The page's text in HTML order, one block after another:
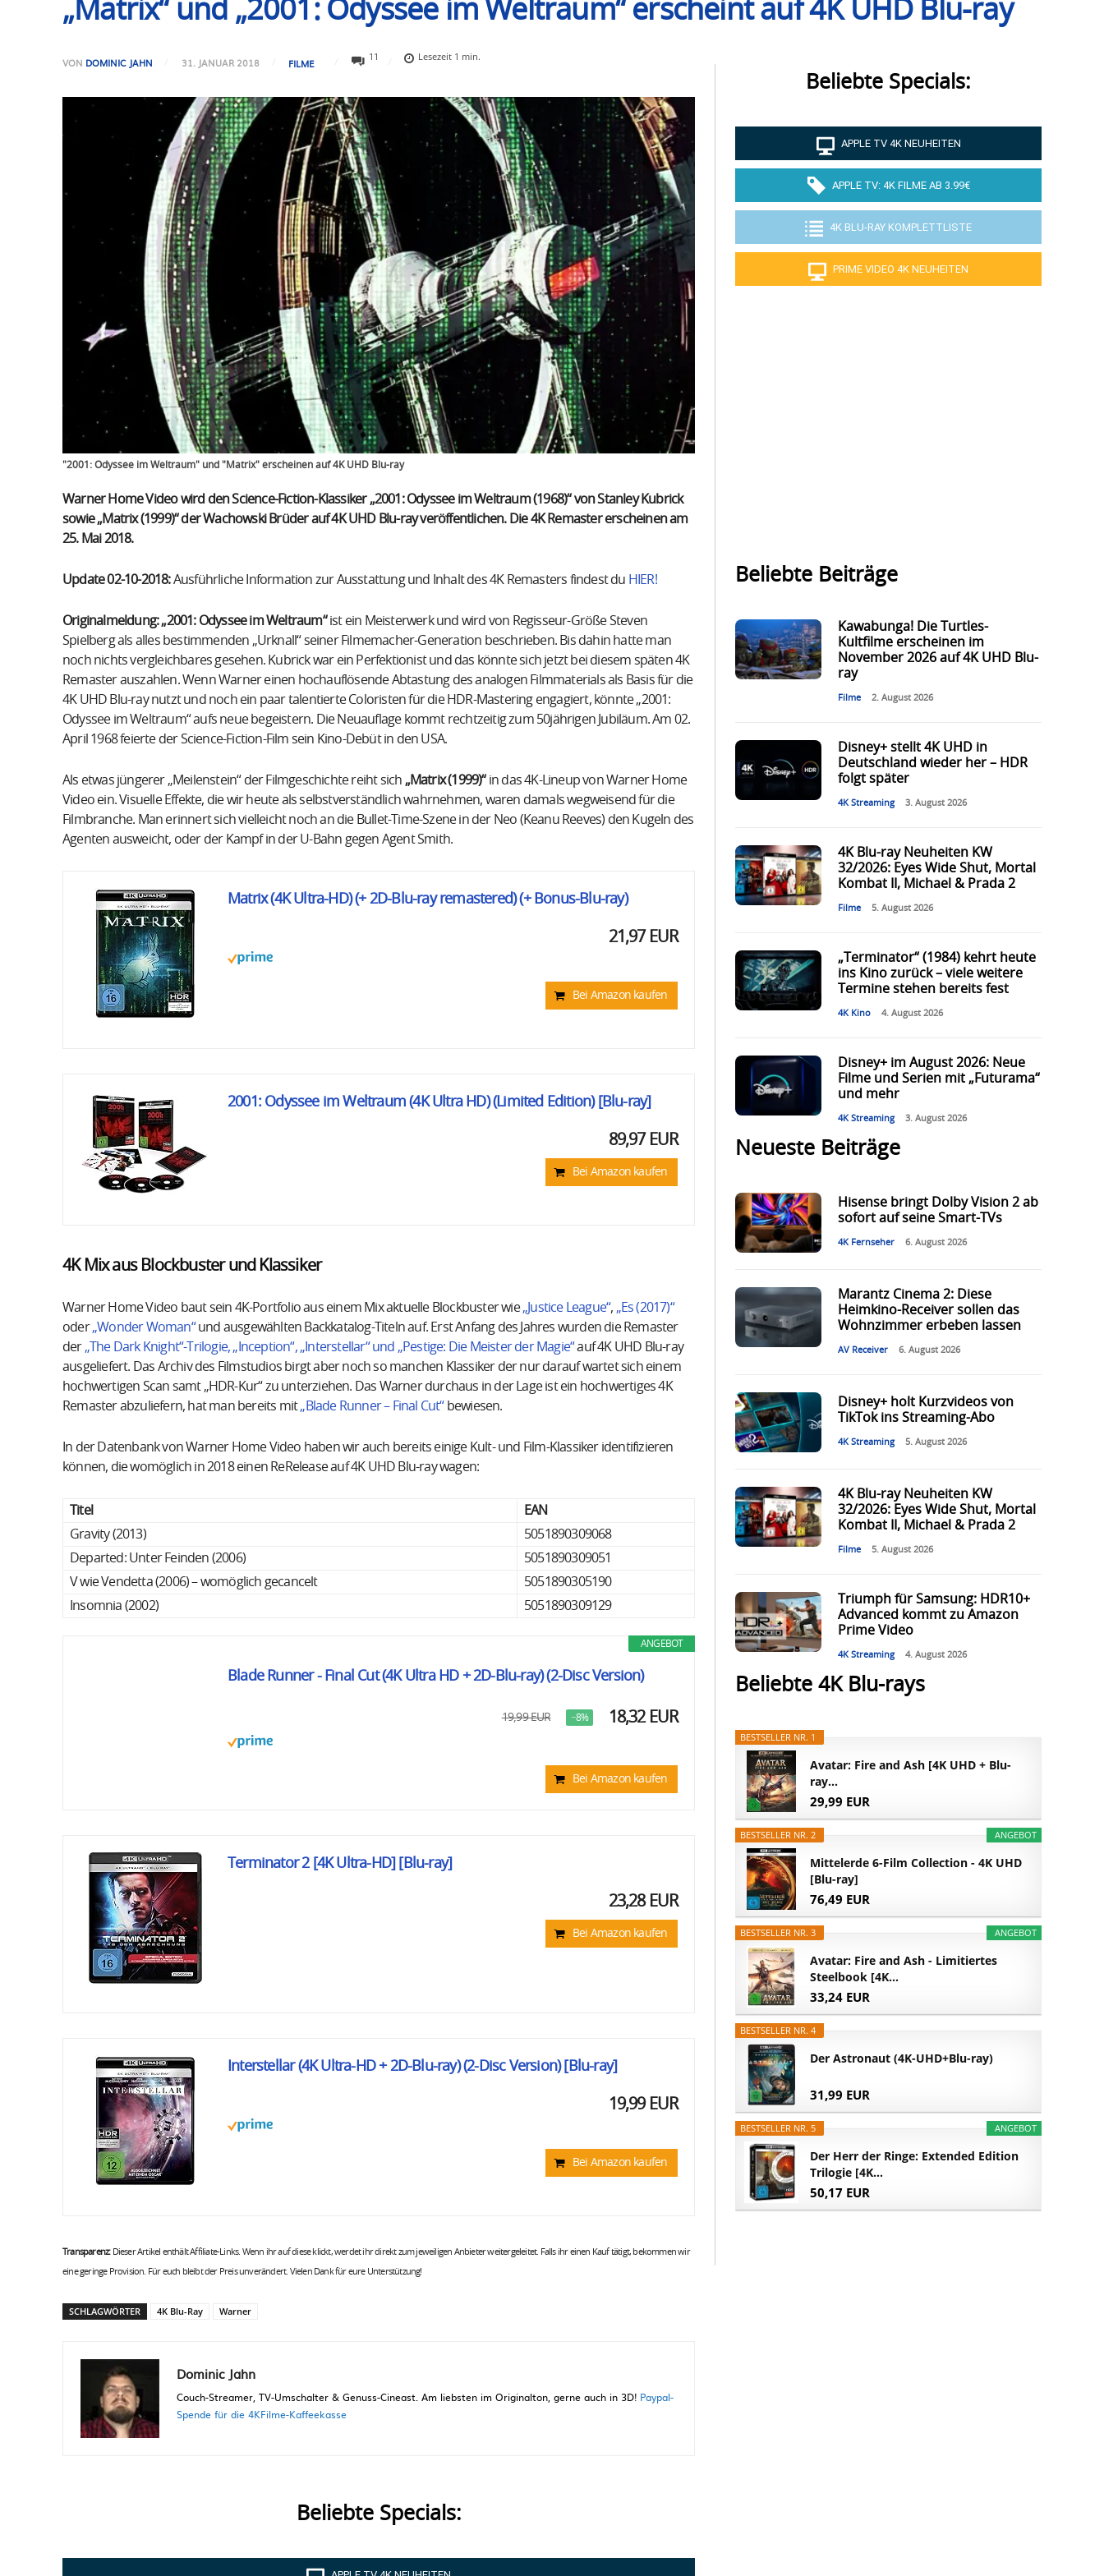
„Matrix“ und „2001: Odyssee im Weltraum“ erscheint auf 4K UHD Blu-ray
VON DOMINIC JAHN 31. JANUAR 2018 FILME
11 Lesezeit 1 min.
"2001: Odyssee im Weltraum" und "Matrix" erscheinen auf 4K UHD Blu-ray
Warner Home Video wird den Science-Fiction-Klassiker „2001: Odyssee im Weltraum (1968)“ von Stanley Kubrick
sowie „Matrix (1999)“ der Wachowski Brüder auf 4K UHD Blu-ray veröffentlichen. Die 4K Remaster erscheinen am
25. Mai 2018.
Update 02-10-2018:Ausführliche Information zur Ausstattung und Inhalt des 4K Remasters findest du HIER!
Originalmeldung: „2001: Odyssee im Weltraum“ist ein Meisterwerk und wird von Regisseur-Größe Steven
Spielberg als alles bestimmenden „Urknall“ seiner Filmemacher-Generation beschrieben. Bis dahin hatte man
noch nichts vergleichbares gesehen. Kubrick war ein Perfektionist und das könnte sich jetzt bei diesem späten 4K
Remaster auszahlen. Wenn Warner einen hochauflösende Abtastung des analogen Filmmaterials als Basis für die
4K UHD Blu-ray nutzt und noch ein paar talentierte Coloristen für die HDR-Mastering engagiert, könnte „2001:
Odyssee im Weltraum“ aufs neue begeistern. Die Neuauflage kommt rechtzeitig zum 50jährigen Jubiläum. Am 02.
April 1968 feierte der Science-Fiction-Film sein Kino-Debüt in den USA.
Als etwas jüngerer „Meilenstein“ der Filmgeschichte reiht sich „Matrix (1999)“in das 4K-Lineup von Warner Home
Video ein. Visuelle Effekte, die wir heute als selbstverständlich wahrnehmen, waren damals wegweisend für die
Filmbranche. Man erinnert sich vielleicht noch an die Bullet-Time-Szene in der Neo (Keanu Reeves) den Kugeln des
Agenten ausweicht, oder der Kampf in der U-Bahn gegen Agent Smith.
Matrix (4K Ultra-HD) (+ 2D-Blu-ray remastered) (+ Bonus-Blu-ray)
21,97 EUR
Bei Amazon kaufen
2001: Odyssee im Weltraum (4K Ultra HD) (Limited Edition) [Blu-ray]
89,97 EUR
Bei Amazon kaufen
4K Mix aus Blockbuster und Klassiker
Warner Home Video baut sein 4K-Portfolio aus einem Mix aktuelle Blockbuster wie„Justice League“, „Es (2017)“
oder„Wonder Woman“und ausgewählten Backkatalog-Titeln auf. Erst Anfang des Jahres wurden die Remaster
der „The Dark Knight“-Trilogie, „Inception“, „Interstellar“ und „Pestige: Die Meister der Magie“auf 4K UHD Blu-ray
ausgeliefert. Das Archiv des Filmstudios birgt aber noch so manchen Klassiker der nur darauf wartet sich einem
hochwertigen Scan samt „HDR-Kur“ zu unterziehen. Das Warner durchaus in der Lage ist ein hochwertiges 4K
Remaster abzuliefern, hat man bereits mit„Blade Runner – Final Cut“ bewiesen.
In der Datenbank von Warner Home Video haben wir auch bereits einige Kult- und Film-Klassiker identifizieren
können, die womöglich in 2018 einen ReRelease auf 4K UHD Blu-ray wagen:
Titel
EAN
Gravity (2013)
5051890309068
Departed: Unter Feinden (2006)
5051890309051
V wie Vendetta (2006) – womöglich gecancelt
5051890305190
Insomnia (2002)
5051890309129
ANGEBOT
Blade Runner - Final Cut (4K Ultra HD + 2D-Blu-ray) (2-Disc Version)
19,99 EUR −8% 18,32 EUR
Bei Amazon kaufen
Terminator 2 [4K Ultra-HD] [Blu-ray]
23,28 EUR
Bei Amazon kaufen
Interstellar (4K Ultra-HD + 2D-Blu-ray) (2-Disc Version) [Blu-ray]
19,99 EUR
Bei Amazon kaufen
Transparenz:Dieser Artikel enthält Affiliate-Links. Wenn ihr auf diese klickt, werdet ihr direkt zum jeweiligen Anbieter weitergeleitet. Falls ihr einen Kauf tätigt, bekommen wir
eine geringe Provision. Für euch bleibt der Preis unverändert. Vielen Dank für eure Unterstützung!
SCHLAGWÖRTER 4K Blu-Ray Warner
Dominic Jahn
Couch-Streamer, TV-Umschalter & Genuss-Cineast. Am liebsten im Originalton, gerne auch in 3D! Paypal-
Spende für die 4KFilme-Kaffeekasse
Beliebte Specials:
Beliebte Specials:
APPLE TV 4K NEUHEITEN
APPLE TV: 4K FILME AB 3.99€
4K BLU-RAY KOMPLETTLISTE
PRIME VIDEO 4K NEUHEITEN
Beliebte Beiträge
Kawabunga! Die Turtles-
Kultfilme erscheinen im
November 2026 auf 4K UHD Blu-
ray
Filme 2. August 2026
Disney+ stellt 4K UHD in
Deutschland wieder her – HDR
folgt später
4K Streaming 3. August 2026
4K Blu-ray Neuheiten KW
32/2026: Eyes Wide Shut, Mortal
Kombat II, Michael & Prada 2
Filme 5. August 2026
„Terminator“ (1984) kehrt heute
ins Kino zurück – viele weitere
Termine stehen bereits fest
4K Kino 4. August 2026
Disney+ im August 2026: Neue
Filme und Serien mit „Futurama“
und mehr
4K Streaming 3. August 2026
Neueste Beiträge
Hisense bringt Dolby Vision 2 ab
sofort auf seine Smart-TVs
4K Fernseher 6. August 2026
Marantz Cinema 2: Diese
Heimkino-Receiver sollen das
Wohnzimmer erbeben lassen
AV Receiver 6. August 2026
Disney+ holt Kurzvideos von
TikTok ins Streaming-Abo
4K Streaming 5. August 2026
4K Blu-ray Neuheiten KW
32/2026: Eyes Wide Shut, Mortal
Kombat II, Michael & Prada 2
Filme 5. August 2026
Triumph für Samsung: HDR10+
Advanced kommt zu Amazon
Prime Video
4K Streaming 4. August 2026
Beliebte 4K Blu-rays
BESTSELLER NR. 1
Avatar: Fire and Ash [4K UHD + Blu-
ray...
29,99 EUR
ANGEBOT
BESTSELLER NR. 2
Mittelerde 6-Film Collection - 4K UHD
[Blu-ray]
76,49 EUR
ANGEBOT
BESTSELLER NR. 3
Avatar: Fire and Ash - Limitiertes
Steelbook [4K...
33,24 EUR
BESTSELLER NR. 4
Der Astronaut (4K-UHD+Blu-ray)
31,99 EUR
ANGEBOT
BESTSELLER NR. 5
Der Herr der Ringe: Extended Edition
Trilogie [4K...
50,17 EUR